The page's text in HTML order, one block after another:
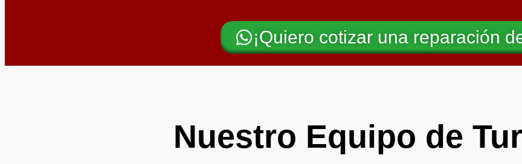
¡Quiero cotizar una reparación
Nuestro Equipo de